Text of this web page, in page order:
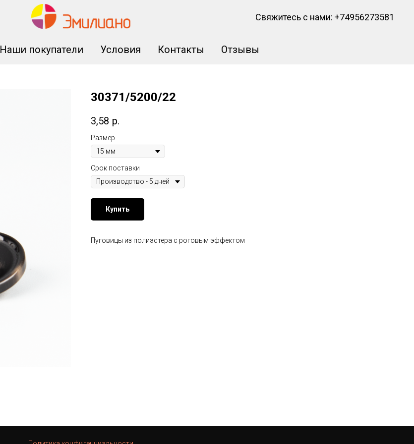
Свяжитесь с нами: +74956273581
Наши покупатели Условия Контакты Отзывы
30371/5200/22
3,58 р.
Размер
Срок поставки
Купить
Пуговицы из полиэстера с роговым эффектом